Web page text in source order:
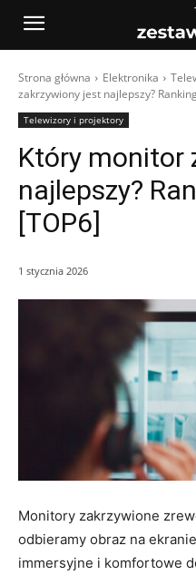
Strona główna Elektronika
zakrzywiony jest najlepszy?
Telewizory i projektory
Który monitor
najlepszy?
[TOP6]
1 stycznia 2026
Monitory zakrzywione
odbieramy obraz na
immersyjne i komfortowe